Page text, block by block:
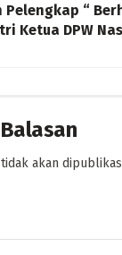
Pelengkap “
Ketua DPW
akan